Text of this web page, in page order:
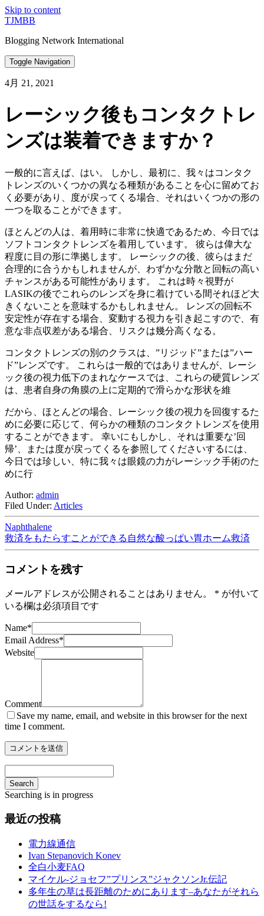
Skip to content
TJMBB
Blogging Network International
Toggle Navigation
4月 21, 2021
レーシック後もコンタクトレ
ンズは装着できますか？
一般的に言えば、はい。 しかし、最初に、我々はコンタク
トレンズのいくつかの異なる種類があることを心に留めてお
く必要があり、度が戻ってくる場合、それはいくつかの形の
一つを取ることができます。
ほとんどの人は、着用時に非常に快適であるため、今日では
ソフトコンタクトレンズを着用しています。 彼らは偉大な
程度に目の形に準拠します。 レーシックの後、彼らはまだ
合理的に合うかもしれませんが、わずかな分散と回転の高い
チャンスがある可能性があります。 これは時々視野が
LASIKの後でこれらのレンズを身に着けている間それほど大
きくないことを意味するかもしれません。 レンズの回転不
安定性が存在する場合、変動する視力を引き起こすので、有
意な非点収差がある場合、リスクは幾分高くなる。
コンタクトレンズの別のクラスは、”リジッド”または”ハー
ド”レンズです。 これらは一般的ではありませんが、レーシ
ック後の視力低下のまれなケースでは、これらの硬質レンズ
は、患者自身の角膜の上に定期的で滑らかな形状を維
だから、ほとんどの場合、レーシック後の視力を回復するた
めに必要に応じて、何らかの種類のコンタクトレンズを使用
することができます。 幸いにもしかし、それは重要な’回
帰’、または度が戻ってくるを参照してくださいするには、
今日では珍しい、特に我々は眼鏡の力がレーシック手術のた
めに行
Author: admin
Filed Under: Articles
Naphthalene
救済をもたらすことができる自然な酸っぱい胃ホーム救済
コメントを残す
メールアドレスが公開されることはありません。 * が付いて
いる欄は必須項目です
Name*
Email Address*
Website
Comment
Save my name, email, and website in this browser for the next
time I comment.
Search
Searching is in progress
最近の投稿
電力線通信
Ivan Stepanovich Konev
全白小麦FAQ
マイケル-ジョセフ”プリンス”ジャクソンJr.伝記
多年生の草は長距離のためにあります–あなたがそれら
の世話をするなら!